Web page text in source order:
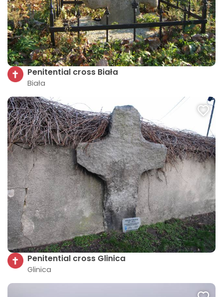
Penitential cross Biała
Biała
Penitential cross Glinica
Glinica